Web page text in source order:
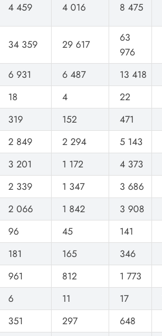
4 459 4 016 8 475
34 359 29 617
63
976
6 931 6 487 13 418
18 4 22
319 152 471
2 849 2 294 5 143
3 201 1 172 4 373
2 339 1 347 3 686
2 066 1 842 3 908
96 45 141
181 165 346
961 812 1 773
6 11 17
351 297 648